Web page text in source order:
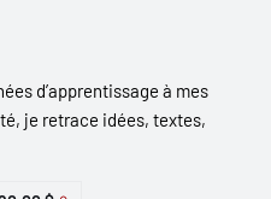
d’apprentissage à mes
je retrace idées, textes,